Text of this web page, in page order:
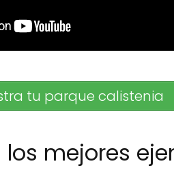
tu parque calistenia
los mejores